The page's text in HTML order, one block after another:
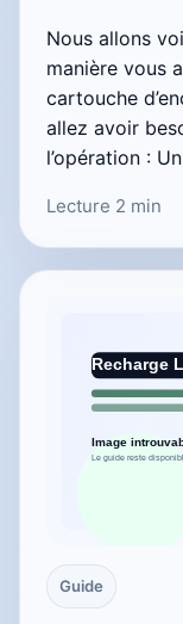
Nous allons
manière vous
cartouche
allez avoir
l’opération :
Lecture 2 min
Guide